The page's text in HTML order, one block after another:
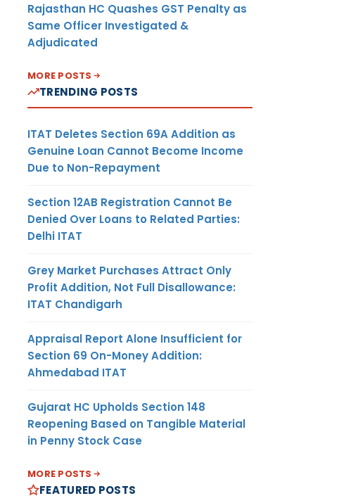
Rajasthan HC Quashes GST Penalty as
Same Officer Investigated &
Adjudicated
MORE POSTS
TRENDING POSTS
ITAT Deletes Section 69A Addition as
Genuine Loan Cannot Become Income
Due to Non-Repayment
Section 12AB Registration Cannot Be
Denied Over Loans to Related Parties:
Delhi ITAT
Grey Market Purchases Attract Only
Profit Addition, Not Full Disallowance:
ITAT Chandigarh
Appraisal Report Alone Insufficient for
Section 69 On-Money Addition:
Ahmedabad ITAT
Gujarat HC Upholds Section 148
Reopening Based on Tangible Material
in Penny Stock Case
MORE POSTS
FEATURED POSTS